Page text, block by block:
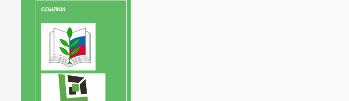
ССЫЛКИ